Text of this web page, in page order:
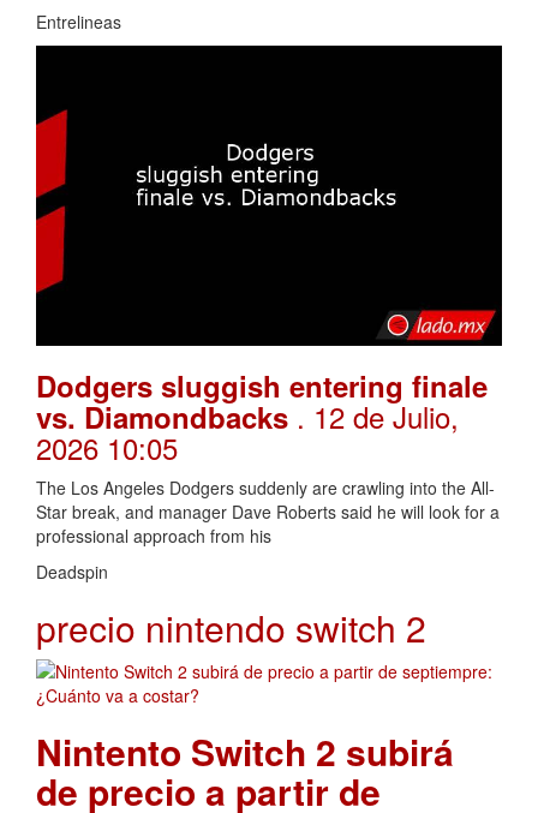
Entrelineas
Dodgers sluggish entering finale
vs. Diamondbacks . 12 de Julio,
2026 10:05
The Los Angeles Dodgers suddenly are crawling into the All-
Star break, and manager Dave Roberts said he will look for a
professional approach from his
Deadspin
precio nintendo switch 2
Nintento Switch 2 subirá
de precio a partir de